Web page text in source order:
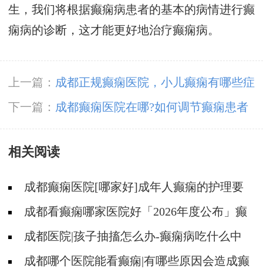
生，我们将根据癫痫病患者的基本的病情进行癫
痫病的诊断，这才能更好地治疗癫痫病。
上一篇： 成都正规癫痫医院，小儿癫痫有哪些症
状表现呢?
下一篇： 成都癫痫医院在哪?如何调节癫痫患者
的心理呢?
相关阅读
成都癫痫医院[哪家好]成年人癫痫的护理要
做到哪些?
成都看癫痫哪家医院好「2026年度公布」癫
痫是遗传的吗?
成都医院|孩子抽搐怎么办-癫痫病吃什么中
药?成都哪个医院能看癫痫|有哪些原因会造成癫